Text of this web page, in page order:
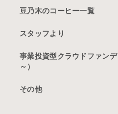
豆乃木のコーヒー一覧
スタッフより
事業投資型クラウドファン
～）
その他